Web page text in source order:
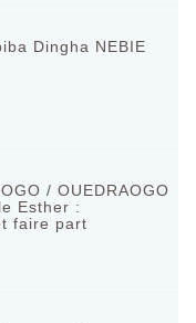
Dingha NEBIE
/ OUEDRAOGO
Esther :
faire part